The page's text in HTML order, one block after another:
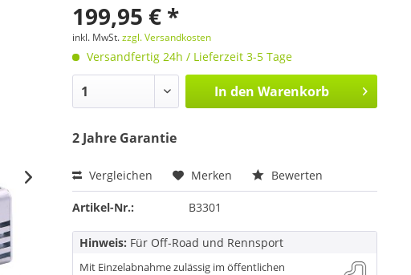
199,95 € *
inkl. MwSt.zzgl. Versandkosten
Versandfertig 24h / Lieferzeit 3-5 Tage
In den Warenkorb
2 Jahre Garantie
Vergleichen Merken Bewerten
Artikel-Nr.: B3301
Hinweis: Für Off-Road und Rennsport
Mit Einzelabnahme zulässig im öffentlichen